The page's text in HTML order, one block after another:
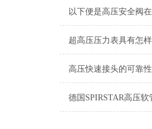
高压快速接头的可靠性